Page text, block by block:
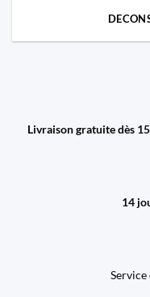
Livraison gratuite dès
14